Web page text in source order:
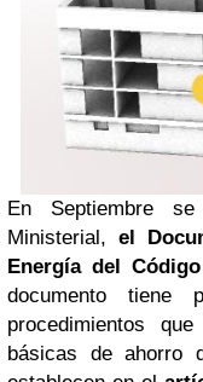
En Septiembre
Ministerial, el
Energía del
documento tiene
procedimientos
básicas de ahorro